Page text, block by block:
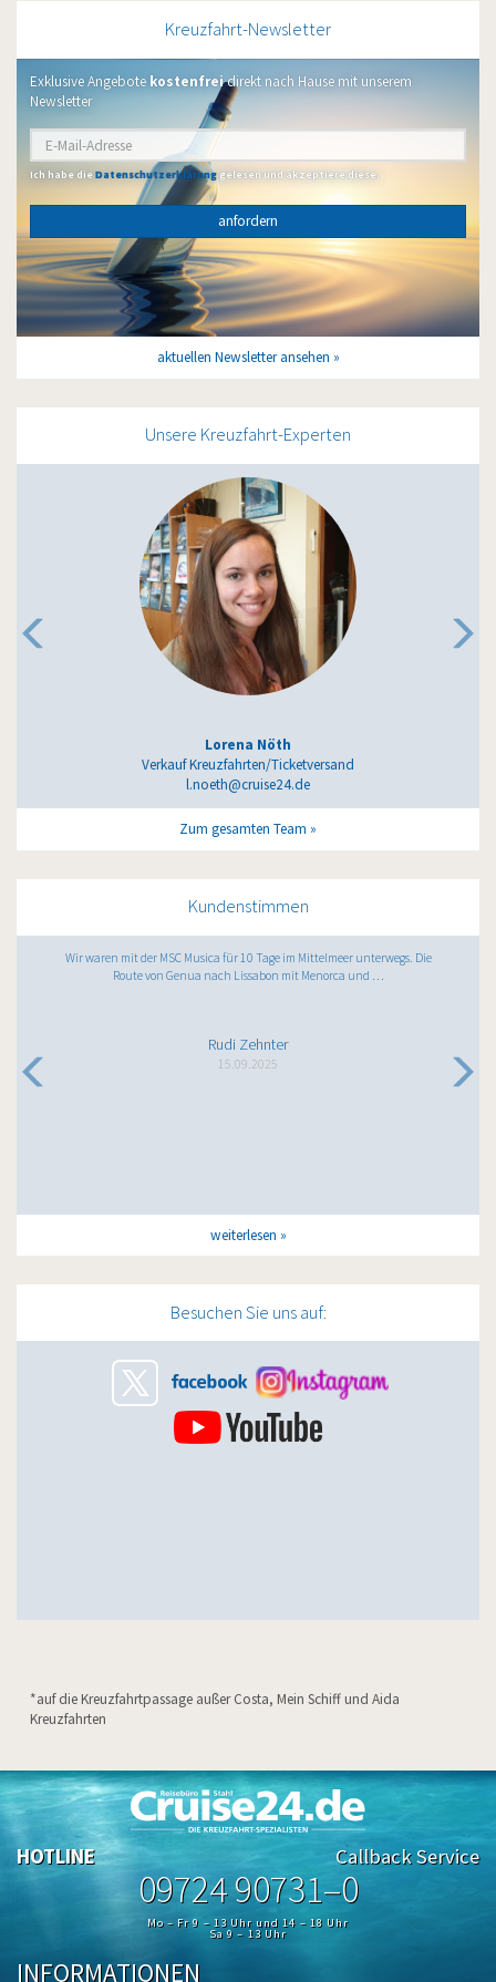
Kreuzfahrt-Newsletter
Exklusive Angebote kostenfreidirekt nach Hause mit unserem
Newsletter
Ich habe dieDatenschutzerklärung gelesen und akzeptiere diese.
anfordern
aktuellen Newsletter ansehen
Unsere Kreuzfahrt-Experten
Lorena Nöth
Verkauf Kreuzfahrten/Ticketversand
l.noeth@cruise24.de
Zum gesamten Team
Kundenstimmen
Wir waren mit der MSC Musica für 10 Tage im Mittelmeer unterwegs. Die
Route von Genua nach Lissabon mit Menorca und …
Rudi Zehnter
15.09.2025
weiterlesen
Besuchen Sie uns auf:
*auf die Kreuzfahrtpassage außer Costa, Mein Schiff und Aida
Kreuzfahrten
HOTLINE Callback Service
09724 90731–0
Mo – Fr 9 – 13 Uhr und 14 – 18 Uhr
Sa 9 – 13 Uhr
INFORMATIONEN